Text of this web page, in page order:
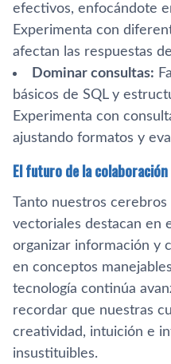
efectivos, enfocándote
Experimenta con
afectan las respuestas
Dominar consultas:
básicos de SQL y
Experimenta con
ajustando formatos y
El futuro de la
Tanto nuestros cerebros
vectoriales destacan en
organizar información y
en conceptos
tecnología continúa
recordar que nuestras
creatividad, intuición e
insustituibles.